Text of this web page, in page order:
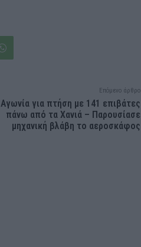
Επόμενο άρθρο
Αγωνία για πτήση με 141 επιβάτες
πάνω από τα Χανιά – Παρουσίασε
μηχανική βλάβη το αεροσκάφος